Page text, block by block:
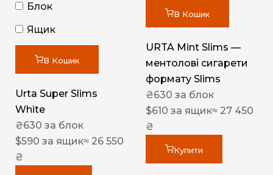
Блок
Ящик
В Кошик
Urta Super Slims
White
₴630 за блок
$590 за ящик≈ 26 550
₴
В Кошик
URTA Mint Slims —
ментолові сигарети
формату Slims
₴630 за блок
$610 за ящик≈ 27 450
₴
Купити